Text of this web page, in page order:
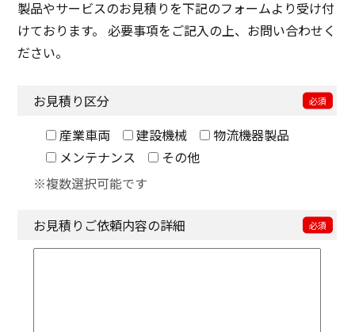
製品やサービスのお見積りを下記のフォームより受け付
けております。 必要事項をご記入の上、お問い合わせく
ださい。
お見積り区分
産業車両
建設機械
物流機器製品
メンテナンス
その他
複数選択可能です
お見積りご依頼内容の詳細